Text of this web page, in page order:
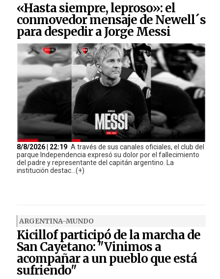
«Hasta siempre, leproso»: el
conmovedor mensaje de Newell´s
para despedir a Jorge Messi
8/8/2026 | 22:19 A través de sus canales oficiales, el club del
parque Independencia expresó su dolor por el fallecimiento
del padre y representante del capitán argentino. La
institución destac...(+)
ARGENTINA-MUNDO
Kicillof participó de la marcha de
San Cayetano: "Vinimos a
acompañar a un pueblo que está
sufriendo"